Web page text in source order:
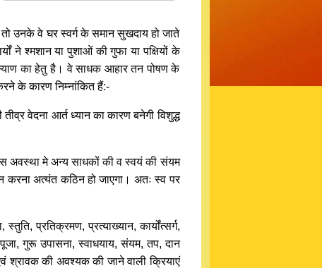
उनके वे घर स्वर्ग के समान सुखदाय हो जाते
ने श्मशान या पुशाओं की गुफा या पक्षियों के
का हेतु है। वे साधक आहार तन पोषण के
के कारण निम्नांकित हैं:-
वेदना आर्त ध्यान का कारण बनेगी विशुद्ध
अवस्था मे अन्य साधकों की व स्वयं की संयम
करना अत्यंत कठिन हो जाएगा। अतः स्व पर
प्रतिक्रमण, प्रत्याख्यान, कार्योंत्सर्ग,
गुरू उपासना, स्वाधयाय, संयम, तप, दान
श्रावक की अवश्यक की जाने वाली क्रियाएं